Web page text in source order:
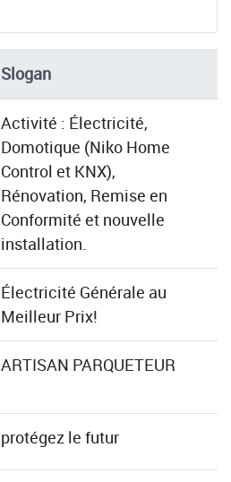
Slogan
Activité : Électricité,
Domotique (Niko Home
Control et KNX),
Rénovation, Remise en
Conformité et nouvelle
installation.
Électricité Générale au
Meilleur Prix!
ARTISAN PARQUETEUR
protégez le futur